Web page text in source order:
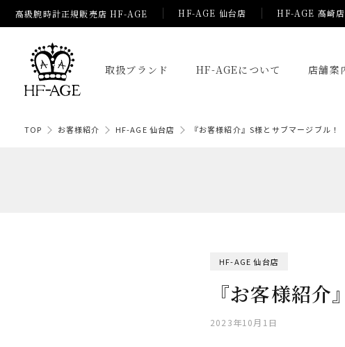
高級腕時計正規販売店 HF-AGE HF-AGE 仙台店 HF-AGE 高崎店
取扱ブランド HF-AGEについて 店舗案
TOP お客様紹介 HF-AGE 仙台店 『お客様紹介』S様とサブマージブル！
HF-AGE 仙台店
『お客様紹介
2023年10月1日